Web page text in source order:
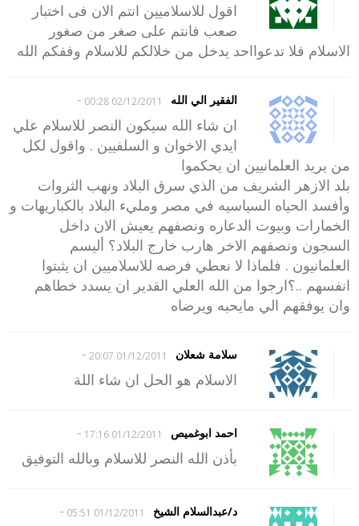
اقول للاسلاميين انتم الان فى اختبار
صعب فانتم على صغر من صغور
الاسلام فلا تدعوااحد يدخل من خلالكم للاسلام وففكم الله
الفقير الي الله 02/12/2011 00:28
-
ان شاء الله سيكون النصر للاسلام علي
ايدي الاخوان و السلفيين . واقول لكل
من يريد العلمانيين ان يحكموا
بلد الازهر الشريف من الذي سرق البلاد ونهب الثروات
وأفسد الحياه السياسيه في مصر ومليء البلاد بالكباريهات و
الخمارات وبيوت الدعاره ونصفهم يعيش الان داخل
السجون ونصفهم الاخر هارب خارج البلاد؟ أليسم
العلمانيون . فلماذا لا نعطي فرصه للاسلاميين ان يثبتوا
انفسهم ..؟ارجوا من الله العلي القدير ان يسدد خطاهم
وان يوفقهم الي مايحبه ويرضاه
سلامة شعلان 01/12/2011 20:07
-
الاسلام هو الحل ان شاء اللة
احمد ابوغميص 01/12/2011 17:16
-
بأذن الله النصر للاسلام وبالله التوفيق
د/عبدالسلام الشيخ 01/12/2011 05:51
-